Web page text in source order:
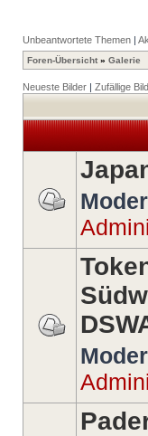
Unbeantwortete Themen |
Foren-Übersicht » Galerie
Neueste Bilder | Zufällige